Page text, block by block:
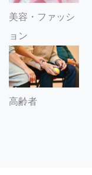
美容・ファッシ
ョン
高齢者